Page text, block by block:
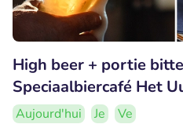
High beer + portie
Speciaalbiercafé Het
Aujourd'hui Je
Ve